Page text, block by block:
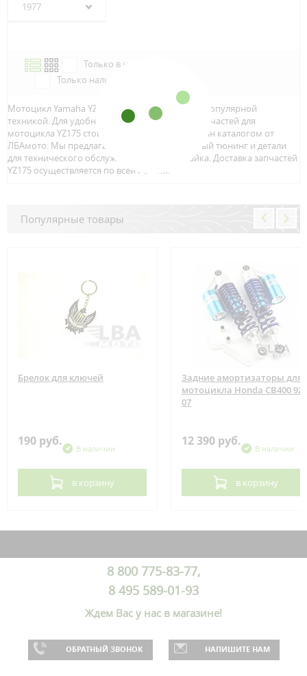
1977
Только в наличии
Только наличие м.Аэропорт
Мотоцикл Yamaha YZ175 является достаточно популярной
техникой. Для удобного и быстрого поиска запчастей для
мотоцикла YZ175 стоит воспользоваться онлайн каталогом от
ЛБАмото. Мы предлагаем только качественный тюнинг и детали
для технического обслуживание вашего байка. Доставка запчастей
YZ175 осуществляется по всей Росcии.
Популярные товары
Брелок для ключей
190 руб.
В наличии
в корзину
Задние амортизаторы для
мотоцикла Honda CB400 92-
07
12 390 руб.
В наличии
в корзину
8 800 775-83-77,
8 495 589-01-93
Ждем Вас у нас в магазине!
ОБРАТНЫЙ ЗВОНОК НАПИШИТЕ НАМ